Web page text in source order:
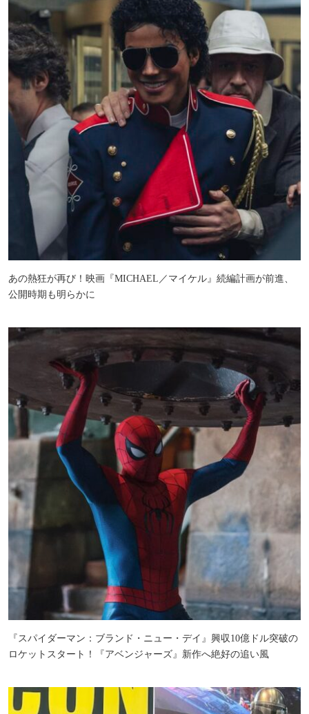
あの熱狂が再び！映画『MICHAEL／マイケル』続編計画が前進、
公開時期も明らかに
『スパイダーマン：ブランド・ニュー・デイ』興収10億ドル突破の
ロケットスタート！『アベンジャーズ』新作へ絶好の追い風